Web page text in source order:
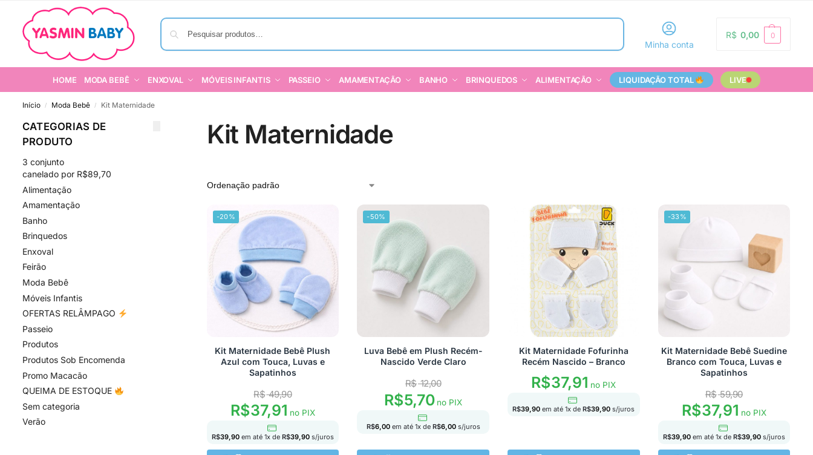
Pesquisar
Minha conta
R$ 0,00 0
HOME MODA BEBÊ ENXOVAL MÓVEIS INFANTIS PASSEIO AMAMENTAÇÃO BANHO BRINQUEDOS ALIMENTAÇÃO LIQUIDAÇÃO TOTAL LIVE
Início / Moda Bebê / Kit Maternidade
Kit Maternidade
-20%
Kit Maternidade Bebê Plush
Azul com Touca, Luvas e
Sapatinhos
R$49,90
R$37,91 no PIX
R$39,90 em até 1x de R$39,90s/juros
-50%
Luva Bebê em Plush Recém-
Nascido Verde Claro
R$12,00
R$5,70no PIX
R$6,00 em até 1x de R$6,00s/juros
Kit Maternidade Fofurinha
Recém Nascido – Branco
R$37,91 no PIX
R$39,90 em até1x deR$39,90 s/juros
-33%
Kit Maternidade Bebê Suedine
Branco com Touca, Luvas e
Sapatinhos
R$59,90
R$37,91 no PIX
R$39,90 em até 1x de R$39,90s/juros
CATEGORIAS DE
PRODUTO
3 conjunto
canelado por R$89,70
Alimentação
Amamentação
Banho
Brinquedos
Enxoval
Feirão
Moda Bebê
Móveis Infantis
OFERTAS RELÂMPAGO
Passeio
Produtos
Produtos Sob Encomenda
Promo Macacão
QUEIMA DE ESTOQUE
Sem categoria
Verão